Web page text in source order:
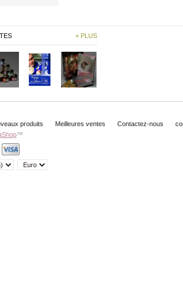
+ PLUS
produits Meilleures ventes Contactez-nous
™